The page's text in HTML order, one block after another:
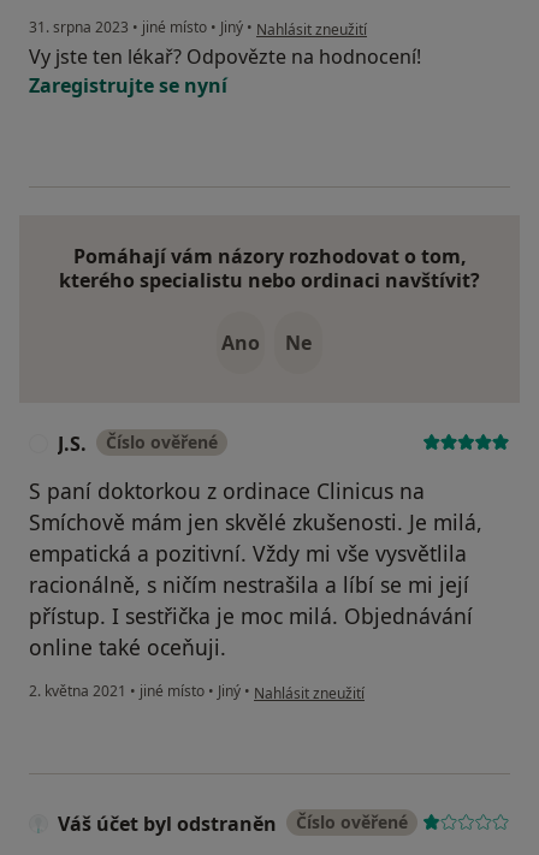
31. srpna 2023 • jiné místo • Jiný • podle názoru uživatele D.J
Nahlásit zneužití
Vy jste ten lékař? Odpovězte na hodnocení!
Zaregistrujte se nyní
Pomáhají vám názory rozhodovat o tom,
kterého specialistu nebo ordinaci navštívit?
Ano Ne
J.S. Číslo ověřené
S paní doktorkou z ordinace Clinicus na
Smíchově mám jen skvělé zkušenosti. Je milá,
empatická a pozitivní. Vždy mi vše vysvětlila
racionálně, s ničím nestrašila a líbí se mi její
přístup. I sestřička je moc milá. Objednávání
online také oceňuji.
2. května 2021 • jiné místo • Jiný • podle názoru uživatele J.S.
Nahlásit zneužití
Váš účet byl odstraněn Číslo ověřené